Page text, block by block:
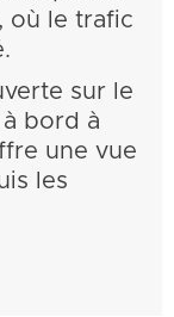
où le trafic
sur le
bord à
une vue
les